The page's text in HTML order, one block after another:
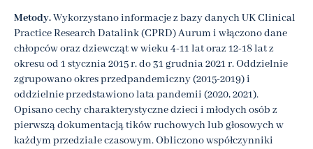
Metody.Wykorzystano informacje z bazy danych UK Clinical
Practice Research Datalink (CPRD) Aurum i włączono dane
chłopców oraz dziewcząt w wieku 4-11 lat oraz 12-18 lat z
okresu od 1 stycznia 2015 r. do 31 grudnia 2021 r. Oddzielnie
zgrupowano okres przedpandemiczny (2015-2019) i
oddzielnie przedstawiono lata pandemii (2020, 2021).
Opisano cechy charakterystyczne dzieci i młodych osób z
pierwszą dokumentacją tików ruchowych lub głosowych w
każdym przedziale czasowym. Obliczono współczynniki